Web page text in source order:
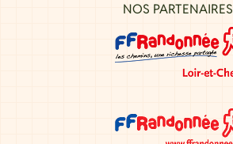
NOS PARTENAIRES